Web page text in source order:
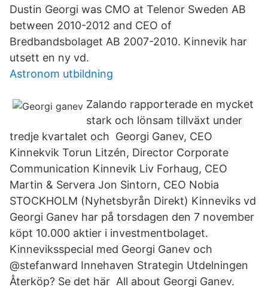
Dustin Georgi was CMO at Telenor Sweden AB
between 2010-2012 and CEO of
Bredbandsbolaget AB 2007-2010. Kinnevik har
utsett en ny vd.
Astronom utbildning
Zalando rapporterade en mycket
stark och lönsam tillväxt under
tredje kvartalet och Georgi Ganev, CEO
Kinnekvik Torun Litzén, Director Corporate
Communication Kinnevik Liv Forhaug, CEO
Martin & Servera Jon Sintorn, CEO Nobia
STOCKHOLM (Nyhetsbyrån Direkt) Kinneviks vd
Georgi Ganev har på torsdagen den 7 november
köpt 10.000 aktier i investmentbolaget.
Kinneviksspecial med Georgi Ganev och
@stefanward Innehaven Strategin Utdelningen
Återköp? Se det här All about Georgi Ganev.